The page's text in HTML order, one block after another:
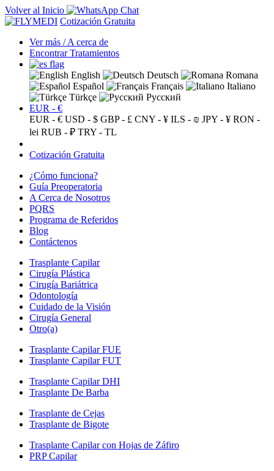
Volver al Inicio
Cotización Gratuita
Ver más / A cerca de
Encontrar Tratamientos
English Deutsch
Romana
Español
Français
Italiano
Türkçe
Русский
EUR - €
EUR - € USD - $ GBP - £ CNY - ¥ ILS - ₪ JPY - ¥ RON -
lei RUB - ₽ TRY - TL
Cotización Gratuita
¿Cómo funciona?
Guía Preoperatoria
A Cerca de Nosotros
PQRS
Programa de Referidos
Blog
Contáctenos
Trasplante Capilar
Cirugía Plástica
Cirugía Bariátrica
Odontología
Cuidado de la Visión
Cirugía General
Otro(a)
Trasplante Capilar FUE
Trasplante Capilar FUT
Trasplante Capilar DHI
Trasplante De Barba
Trasplante de Cejas
Trasplante de Bigote
Trasplante Capilar con Hojas de Záfiro
PRP Capilar